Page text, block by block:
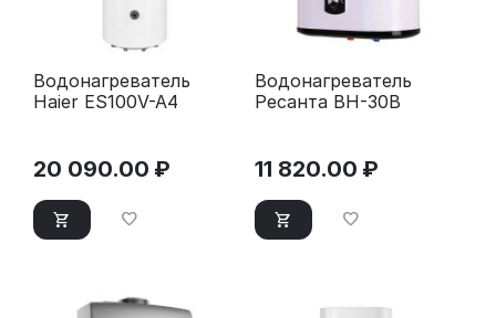
Водонагреватель
Haier ES100V-A4
20 090.00 ₽
Водонагреватель
Ресанта ВН-30В
11 820.00 ₽